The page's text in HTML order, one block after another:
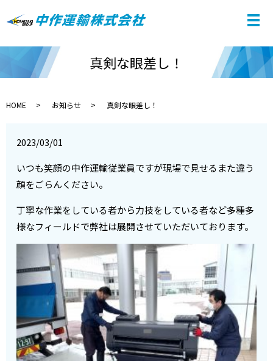
真剣な眼差し！
HOME お知らせ 真剣な眼差し！
2023/03/01
いつも笑顔の中作運輸従業員ですが現場で見せるまた違う
顔をごらんください。
丁寧な作業をしている者から力技をしている者など多種多
様なフィールドで弊社は展開させていただいております。